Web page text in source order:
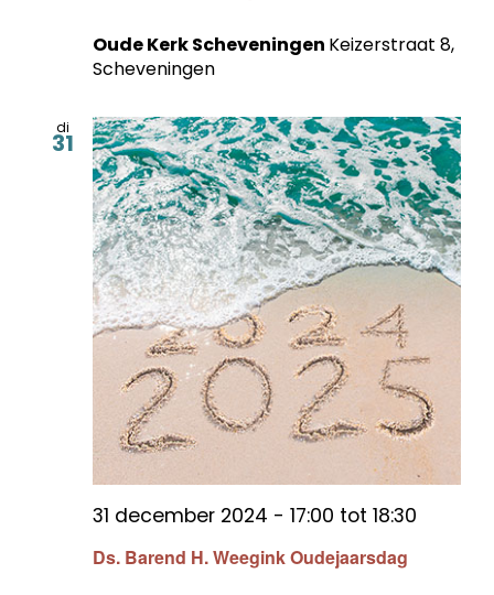
Oude Kerk Scheveningen Keizerstraat 8,
Scheveningen
di
31
Ds. Barend H. Weegink Oudejaarsdag
31 december 2024 - 17:00 tot 18:30